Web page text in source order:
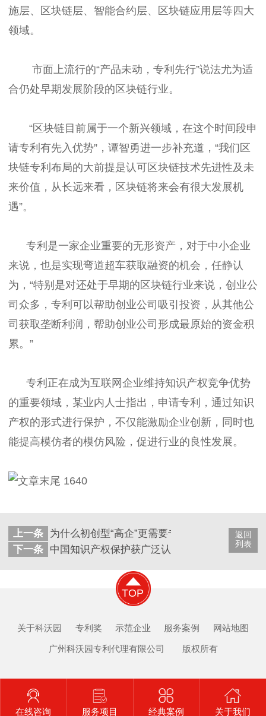
施层、区块链层、智能合约层、区块链应用层等四大
领域。
市面上流行的“产品未动，专利先行”说法尤为适
合仍处早期发展阶段的区块链行业。
“区块链目前属于一个新兴领域，在这个时间段申
请专利有先入优势”，谭智勇进一步补充道，“我们区
块链专利布局的大前提是认可区块链技术先进性及未
来价值，从长远来看，区块链将来会有很大发展机
遇”。
专利是一家企业重要的无形资产，对于中小企业
来说，也是实现弯道超车获取融资的机会，任静认
为，“特别是对还处于早期的区块链行业来说，创业公
司众多，专利可以帮助创业公司吸引投资，从其他公
司获取垄断利润，帮助创业公司形成最原始的资金积
累。”
专利正在成为互联网企业维持知识产权竞争优势
的重要领域，某业内人士指出，申请专利，通过知识
产权的形式进行保护，不仅能激励企业创新，同时也
能提高模仿者的模仿风险，促进行业的良性发展。
返回
列表
上一条
为什么初创型“高企”更需要专业知识产权顾问？
下一条
中国知识产权保护获广泛认可
TOP
关于科沃园 专利奖 示范企业 服务案例 网站地图
广州科沃园专利代理有限公司 版权所有
在线咨询 服务项目 经典案例 关于我们